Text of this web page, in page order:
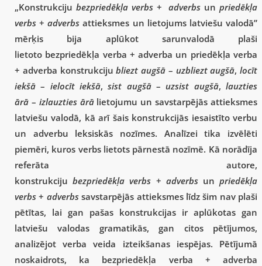
„Konstrukciju bezpriedēkļa verbs+ adverbs unpriedēkļa
verbs +adverbs attieksmes un lietojums latviešu valodā”
mērķis bija aplūkot sarunvalodā plaši
lietoto bezpriedēkļa verba + adverba un priedēkļa verba
+ adverba konstrukcijubliezt augšā – uzbliezt augšā, locīt
iekšā – ielocīt iekšā,sist augšā–uzsist augšā,lauzties
ārā – izlauzties ārālietojumu un savstarpējās attieksmes
latviešu valodā, kā arī šais konstrukcijās iesaistīto verbu
un adverbu leksiskās nozīmes. Analīzei tika izvēlēti
piemēri, kuros verbs lietots pārnestā nozīmē. Kā norādīja
referāta autore,
konstrukcijubezpriedēkļa verbs + adverbsunpriedēkļa
verbs + adverbssavstarpējās attieksmes līdz šim nav plaši
pētītas, lai gan pašas konstrukcijas ir aplūkotas gan
latviešu valodas gramatikās, gan citos pētījumos,
analizējot verba veida izteikšanas iespējas. Pētījumā
noskaidrots, ka bezpriedēkļa verba + adverba